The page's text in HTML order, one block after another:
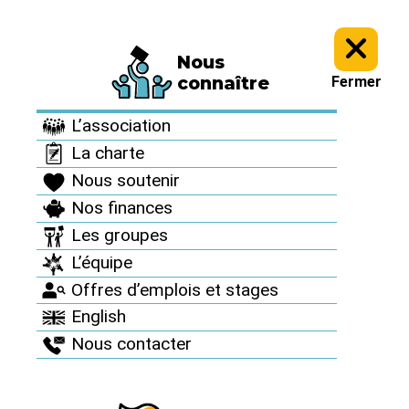
Nous
connaître
L’association
La charte
Nous soutenir
Nos finances
Les groupes
L’équipe
Offres d’emplois et stages
English
Nous contacter
Fermer
Informez vous > Revue "Sortir du nucléaire" >
Sortir du nucléaire
Sortir du nucléaire
n°68
Février 2016